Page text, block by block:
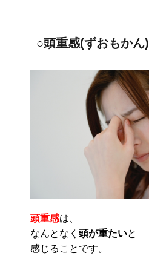
○頭重感(ずおもかん)
頭重感は、
なんとなく 頭が重たいと
感じることです。